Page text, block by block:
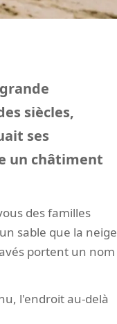
siècles,
ses
un châtiment
des familles
sable que la neige
portent un nom
l'endroit au-delà